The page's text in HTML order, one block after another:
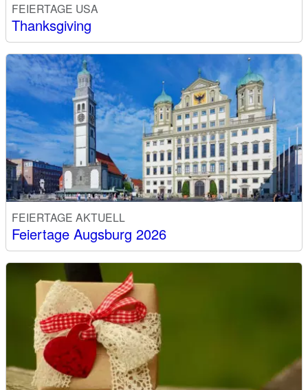
FEIERTAGE USA
Thanksgiving
FEIERTAGE AKTUELL
Feiertage Augsburg 2026